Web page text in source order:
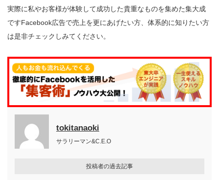
実際に私やお客様が体験して成功した貴重なものを集めた集大成
ですFacebook広告で売上を更にあげたい方、体系的に知りたい方
は是非チェックしみてください。
tokitanaoki
サラリーマン&C.E.O
投稿者の過去記事